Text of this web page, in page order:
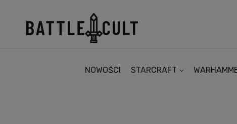
NOWOŚCI STARCRAFT